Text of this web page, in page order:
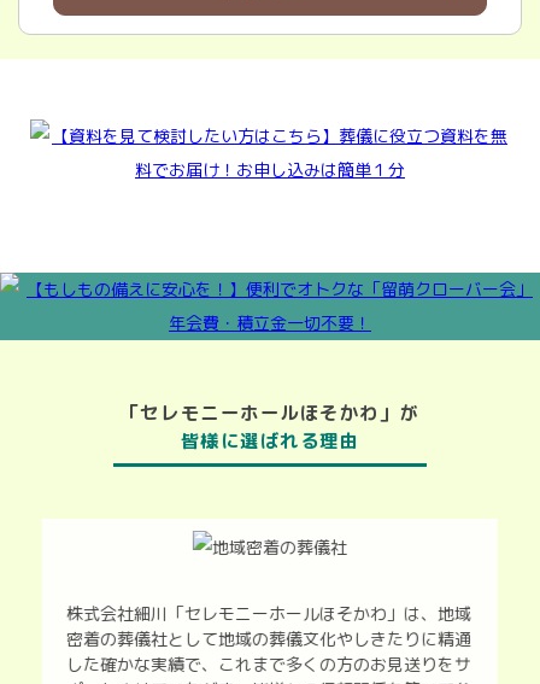
「セレモニーホールほそかわ」が
皆様に選ばれる理由
株式会社細川「セレモニーホールほそかわ」は、地域
密着の葬儀社として地域の葬儀文化やしきたりに精通
した確かな実績で、これまで多くの方のお見送りをサ